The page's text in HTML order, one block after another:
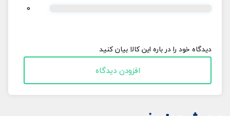
0
دیدگاه خود را در باره این کالا بیان کنید
افزودن دیدگاه